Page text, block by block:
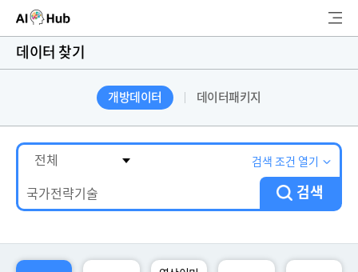
AI-Hub
AI 데이터찾기
AI 허브소개
색
데이터 찾기
개방데이터 데이터패키지
검색 조건 열기
검색